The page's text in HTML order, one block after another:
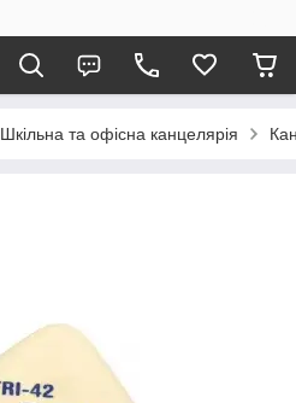
Шкільна та офісна канцелярія